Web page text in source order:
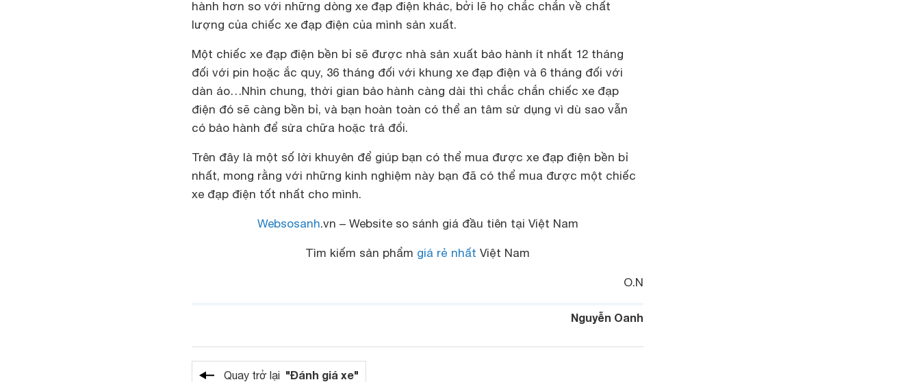
hành hơn so với những dòng xe đạp điện khác, bởi lẽ họ chắc chắn về chất
lượng của chiếc xe đạp điện của mình sản xuất.
Một chiếc xe đạp điện bền bỉ sẽ được nhà sản xuất bảo hành ít nhất 12 tháng
đối với pin hoặc ắc quy, 36 tháng đối với khung xe đạp điện và 6 tháng đối với
dàn áo…Nhìn chung, thời gian bảo hành càng dài thì chắc chắn chiếc xe đạp
điện đó sẽ càng bền bỉ, và bạn hoàn toàn có thể an tâm sử dụng vì dù sao vẫn
có bảo hành để sửa chữa hoặc trả đổi.
Trên đây là một số lời khuyên để giúp bạn có thể mua được xe đạp điện bền bỉ
nhất, mong rằng với những kinh nghiệm này bạn đã có thể mua được một chiếc
xe đạp điện tốt nhất cho mình.
Websosanh.vn – Website so sánh giá đầu tiên tại Việt Nam
Tìm kiếm sản phẩm giá rẻ nhất Việt Nam
O.N
Nguyễn Oanh
Quay trở lại "Đánh giá xe"